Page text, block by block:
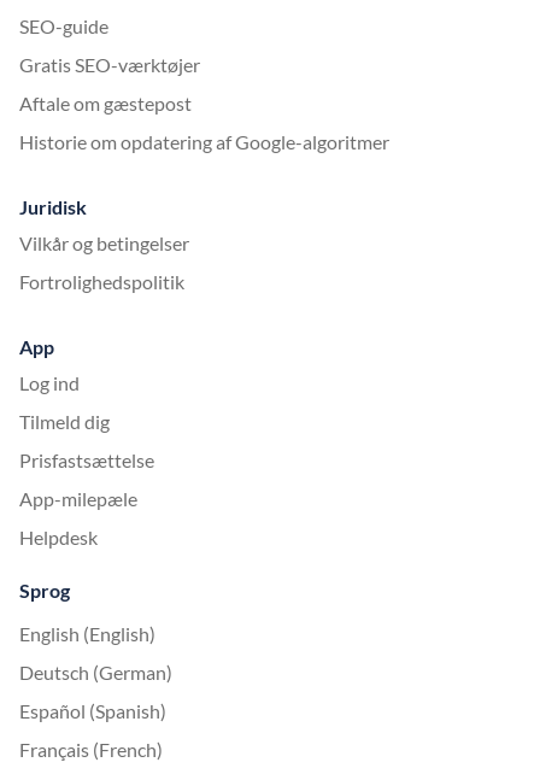
SEO-guide
Gratis SEO-værktøjer
Aftale om gæstepost
Historie om opdatering af Google-algoritmer
Juridisk
Vilkår og betingelser
Fortrolighedspolitik
App
Log ind
Tilmeld dig
Prisfastsættelse
App-milepæle
Helpdesk
Sprog
English (English)
Deutsch (German)
Español (Spanish)
Français (French)